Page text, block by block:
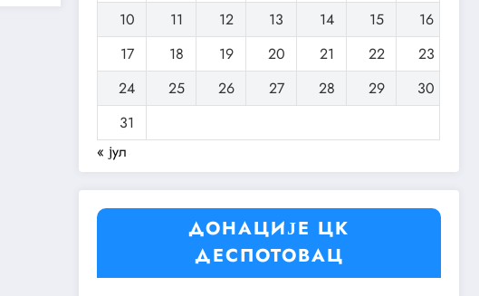
10
11 12 13 14 15
16
17
18 19 20 21 22
23
24
25 26 27 28 29
30
31
« јул
ДОНАЦИЈЕ ЦК
ДЕСПОТОВАЦ